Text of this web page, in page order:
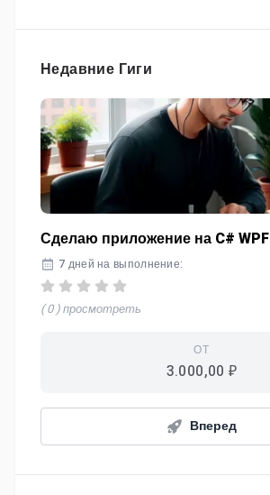
Недавние Гиги
Сделаю приложение на C# WPF
7 дней на выполнение:
( 0 ) просмотреть
ОТ
3.000,00 ₽
Вперед